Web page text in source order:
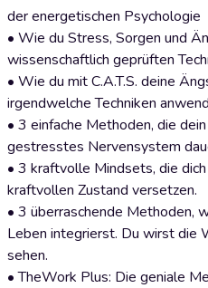
der energetischen Psychologie
• Wie du Stress, Sorgen und
wissenschaftlich geprüften
• Wie du mit C.A.T.S. deine
irgendwelche Techniken
• 3 einfache Methoden, die dein
gestresstes Nervensystem
• 3 kraftvolle Mindsets, die
kraftvollen Zustand versetzen.
• 3 überraschende Methoden,
Leben integrierst. Du wirst die
sehen.
• TheWork Plus: Die geniale